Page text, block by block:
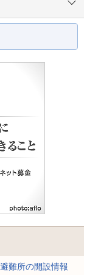
難所の開設情報